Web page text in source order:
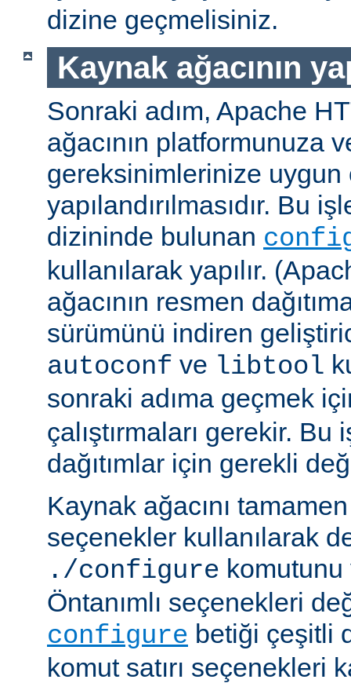
dizine geçmelisiniz.
Kaynak ağacının
Sonraki adım, Apache
ağacının platformunuza
gereksinimlerinize uygun
yapılandırılmasıdır. Bu
dizininde bulunan
kullanılarak yapılır.
ağacının resmen
sürümünü indiren
autoconf ve libtool
sonraki adıma geçmek
çalıştırmaları gerekir. Bu
dağıtımlar için gerekli
Kaynak ağacını tamamen
seçenekler kullanılarak
./configure
Öntanımlı seçenekleri
configure betiği çeşitli
komut satırı seçenekleri